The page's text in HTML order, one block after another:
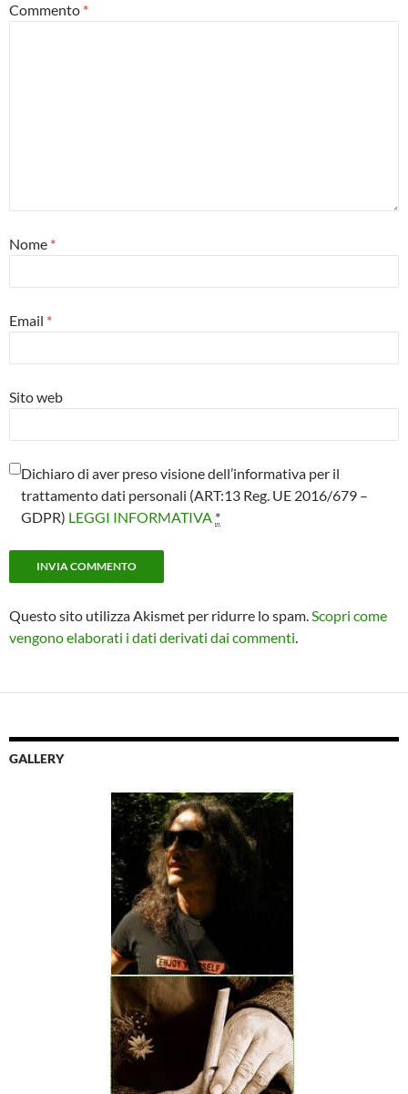
Commento *
Nome *
Email *
Sito web
Dichiaro di aver preso visione dell’informativa per il
trattamento dati personali (ART:13 Reg. UE 2016/679 –
GDPR) LEGGI INFORMATIVA *
Questo sito utilizza Akismet per ridurre lo spam.Scopri come
vengono elaborati i dati derivati dai commenti.
GALLERY